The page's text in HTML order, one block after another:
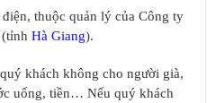
thuộc quản lý của Công ty
(tỉnhHà Giang).
khách không cho người già,
uống, tiền… Nếu quý khách